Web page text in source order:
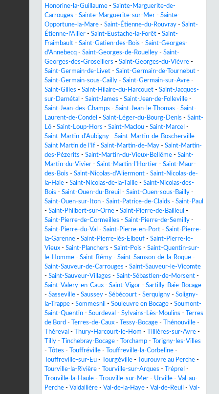
Honorine-la-Guillaume - Sainte-Marguerite-de-
Carrouges - Sainte-Marguerite-sur-Mer - Sainte-
Opportune-la-Mare - Saint-Étienne-du-Rouvray - Saint-
Étienne-l'Allier - Saint-Eustache-la-Forêt - Saint-
Fraimbault - Saint-Gatien-des-Bois - Saint-Georges-
d'Annebecq - Saint-Georges-de-Rouelley - Saint-
Georges-des-Groseillers - Saint-Georges-du-Vièvre -
Saint-Germain-de-Livet - Saint-Germain-de-Tournebut -
Saint-Germain-sous-Cailly - Saint-Germain-sur-Avre -
Saint-Gilles - Saint-Hilaire-du-Harcouët - Saint-Jacques-
sur-Darnétal - Saint-James - Saint-Jean-de-Folleville -
Saint-Jean-des-Champs - Saint-Jean-le-Thomas - Saint-
Laurent-de-Condel - Saint-Léger-du-Bourg-Denis - Saint-
Lô - Saint-Loup-Hors - Saint-Maclou - Saint-Marcel -
Saint-Martin-d'Aubigny - Saint-Martin-de-Boscherville -
Saint Martin de l'If - Saint-Martin-de-May - Saint-Martin-
des-Pézerits - Saint-Martin-du-Vieux-Bellême - Saint-
Martin-du-Vivier - Saint-Martin-l'Hortier - Saint-Maur-
des-Bois - Saint-Nicolas-d'Aliermont - Saint-Nicolas-de-
la-Haie - Saint-Nicolas-de-la-Taille - Saint-Nicolas-des-
Bois - Saint-Ouen-du-Breuil - Saint-Ouen-sous-Bailly -
Saint-Ouen-sur-Iton - Saint-Patrice-de-Claids - Saint-Paul
- Saint-Philbert-sur-Orne - Saint-Pierre-de-Bailleul -
Saint-Pierre-de-Cormeilles - Saint-Pierre-de-Semilly -
Saint-Pierre-du-Val - Saint-Pierre-en-Port - Saint-Pierre-
la-Garenne - Saint-Pierre-lès-Elbeuf - Saint-Pierre-le-
Vieux - Saint-Planchers - Saint-Pois - Saint-Quentin-sur-
le-Homme - Saint-Rémy - Saint-Samson-de-la-Roque -
Saint-Sauveur-de-Carrouges - Saint-Sauveur-le-Vicomte
- Saint-Sauveur-Villages - Saint-Sébastien-de-Morsent -
Saint-Valery-en-Caux - Saint-Vigor - Sartilly-Baie-Bocage
- Sasseville - Saussey - Sébécourt - Serquigny - Soligny-
la-Trappe - Sommesnil - Souleuvre en Bocage - Soumont-
Saint-Quentin - Sourdeval - Sylvains-Lès-Moulins -
Terres
de Bord - Terres-de-Caux - Tessy-Bocage - Thénouville -
Thèreval - Thury-Harcourt-le-Hom - Tillières-sur-Avre -
Tilly - Tinchebray-Bocage - Torchamp -
Torigny-les-Villes
-
Tôtes - Touffréville - Touffreville-la-Corbeline -
Touffreville-sur-Eu - Tourgéville - Tourouvre au Perche -
Tourville-la-Rivière - Tourville-sur-Arques - Tréprel -
Trouville-la-Haule - Trouville-sur-Mer - Urville - Val-au-
Perche - Valdallière - Val-de-la-Haye - Val-de-Reuil - Val-